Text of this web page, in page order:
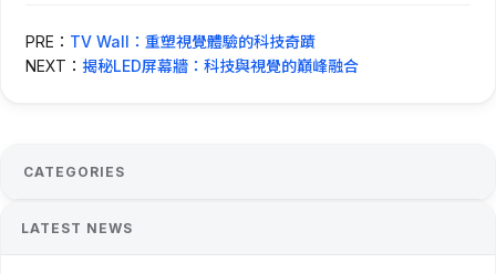
PRE： TV Wall：重塑視覺體驗的科技奇蹟
NEXT： 揭秘LED屏幕牆：科技與視覺的巔峰融合
CATEGORIES
LATEST NEWS